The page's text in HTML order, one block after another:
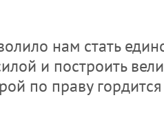
нам стать
и построить
по праву